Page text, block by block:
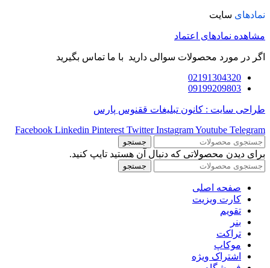
نمادهای سایت
مشاهده نمادهای اعتماد
اگر در مورد محصولات سوالی دارید با ما تماس بگیرید
02191304320
09199209803
طراحی سایت : کانون تبلیغات ققنوس پارس
Facebook Linkedin Pinterest Twitter InstagramYoutube Telegram
جستجو
برای دیدن محصولاتی که دنبال آن هستید تایپ کنید.
جستجو
صفحه اصلی
کارت ویزیت
تقویم
بنر
تراکت
موکاپ
اشتراک ویژه